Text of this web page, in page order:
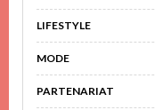
LIFESTYLE
MODE
PARTENARIAT